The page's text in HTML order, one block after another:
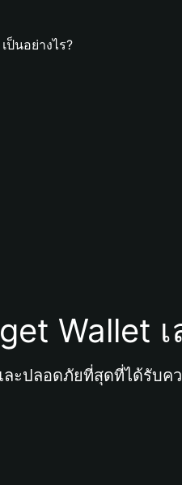
นอย่างไร?
Wallet เ
ะปลอดภัยที่สุดที่ได้รับค